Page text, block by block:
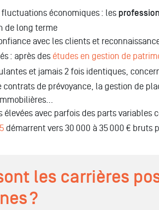
économiques : les
de long terme
avec les clients et
: après des études en gestion de
et jamais 2 fois identiques,
contrats de prévoyance, la gestion de
élevées avec parfois des parts
démarrent vers 30 000 à 35 000 € bruts
les carrières
?